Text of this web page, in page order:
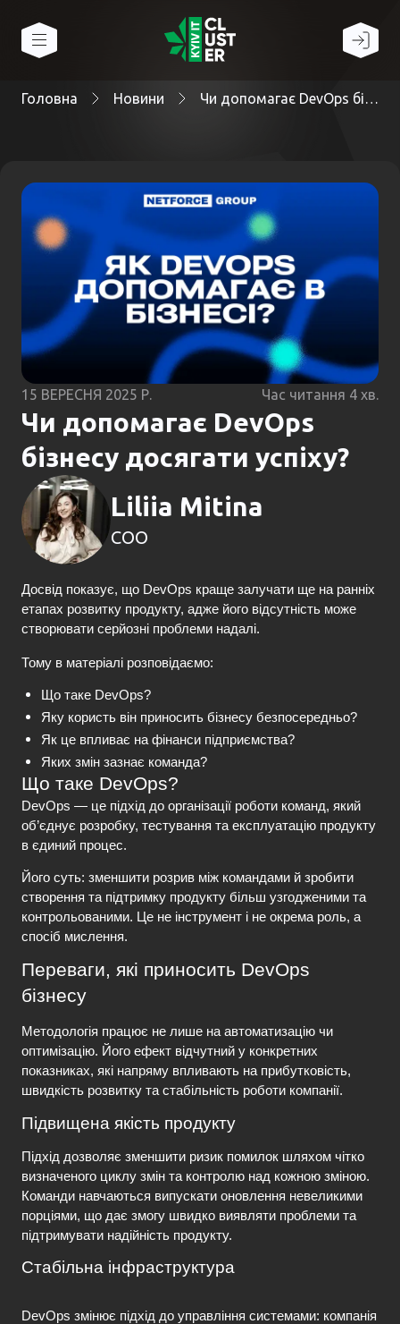
Головна Новини Чи допомагає DevOps бізнесу досягати успіху?
15 ВЕРЕСНЯ 2025 Р. Час читання 4 хв.
Чи допомагає DevOps
бізнесу досягати успіху?
Liliia Mitina
COO
Досвід показує, що DevOps краще залучати ще на ранніх
етапах розвитку продукту, адже його відсутність може
створювати серйозні проблеми надалі.
Тому в матеріалі розповідаємо:
Що таке DevOps?
Яку користь він приносить бізнесу безпосередньо?
Як це впливає на фінанси підприємства?
Яких змін зазнає команда?
Що таке DevOps?
DevOps — це підхід до організації роботи команд, який
об’єднує розробку, тестування та експлуатацію продукту
в єдиний процес.
Його суть: зменшити розрив між командами й зробити
створення та підтримку продукту більш узгодженими та
контрольованими. Це не інструмент і не окрема роль, а
спосіб мислення.
Переваги, які приносить DevOps
бізнесу
Методологія працює не лише на автоматизацію чи
оптимізацію. Його ефект відчутний у конкретних
показниках, які напряму впливають на прибутковість,
швидкість розвитку та стабільність роботи компанії.
Підвищена якість продукту
Підхід дозволяє зменшити ризик помилок шляхом чітко
визначеного циклу змін та контролю над кожною зміною.
Команди навчаються випускати оновлення невеликими
порціями, що дає змогу швидко виявляти проблеми та
підтримувати надійність продукту.
Стабільна інфраструктура
DevOps змінює підхід до управління системами: компанія